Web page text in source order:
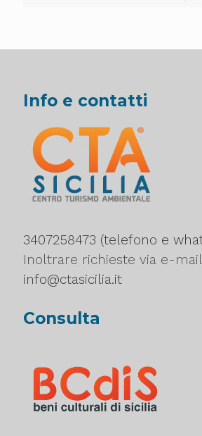
Info e contatti
3407258473 (telefono e
Inoltrare richieste via e-
info@ctasicilia.it
Consulta